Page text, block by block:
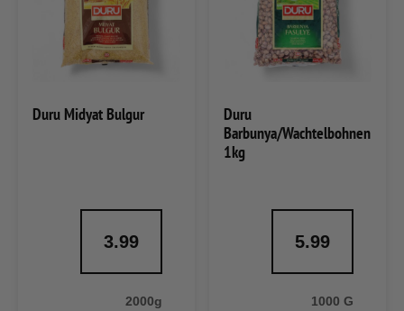
Duru Midyat Bulgur
3.99
2000g
Duru
Barbunya/Wachtelbohnen
1kg
5.99
1000 G